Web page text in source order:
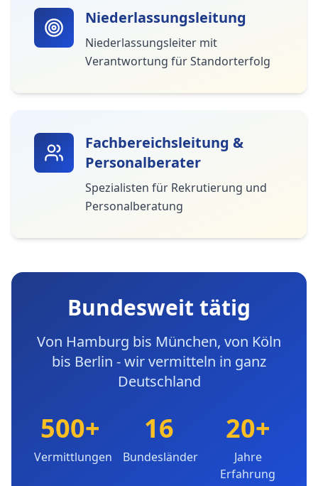
Niederlassungsleitung
Niederlassungsleiter mit
Verantwortung für Standorterfolg
Fachbereichsleitung &
Personalberater
Spezialisten für Rekrutierung und
Personalberatung
Bundesweit tätig
Von Hamburg bis München, von Köln
bis Berlin - wir vermitteln in ganz
Deutschland
500+
Vermittlungen
16
Bundesländer
20+
Jahre
Erfahrung